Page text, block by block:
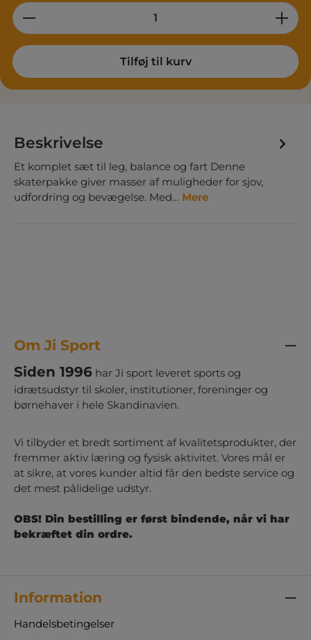
Product Quantity: Enter the desired
Tilføj til kurv
Beskrivelse
Et komplet sæt til leg, balance og fart Denne
skaterpakke giver masser af muligheder for sjov,
udfordring og bevægelse. Med… Mere
Om Ji Sport
Siden 1996 har Ji sport leveret sports og
idrætsudstyr til skoler, institutioner, foreninger og
børnehaver i hele Skandinavien.
Vi tilbyder et bredt sortiment af kvalitetsprodukter, der
fremmer aktiv læring og fysisk aktivitet. Vores mål er
at sikre, at vores kunder altid får den bedste service og
det mest pålidelige udstyr.
OBS! Din bestilling er først bindende, når vi har
bekræftet din ordre.
Information
Handelsbetingelser